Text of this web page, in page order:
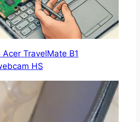
Acer TravelMate B1
HS